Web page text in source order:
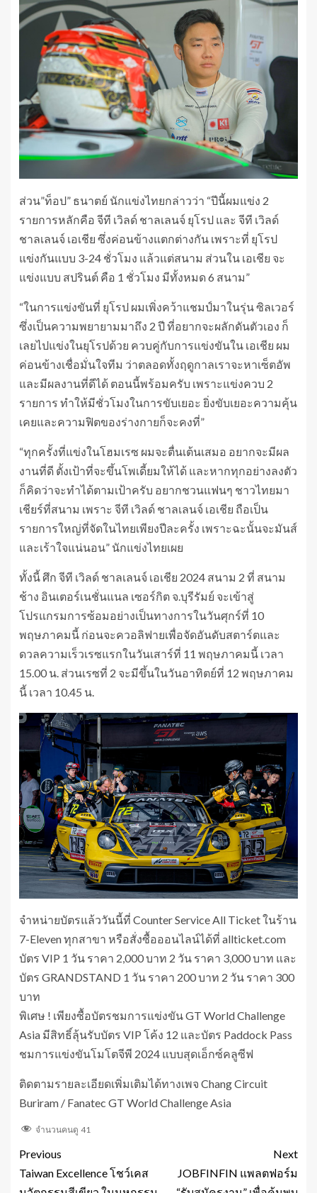
ส่วน”ท็อป” ธนาตย์ นักแข่งไทยกล่าวว่า “ปีนี้ผมแข่ง 2
รายการหลักคือ จีที เวิลด์ ชาลเลนจ์ ยุโรป และ จีที เวิลด์
ชาลเลนจ์ เอเชีย ซึ่งค่อนข้างแตกต่างกัน เพราะที่ ยุโรป
แข่งกันแบบ 3-24 ชั่วโมง แล้วแต่สนาม ส่วนใน เอเชีย จะ
แข่งแบบ สปรินต์ คือ 1 ชั่วโมง มีทั้งหมด 6 สนาม”
“ในการแข่งขันที่ ยุโรป ผมเพิ่งคว้าแชมป์มาในรุ่น ซิลเวอร์
ซึ่งเป็นความพยายามมาถึง 2 ปี ที่อยากจะผลักดันตัวเอง ก็
เลยไปแข่งในยุโรปด้วย ควบคู่กับการแข่งขันใน เอเชีย ผม
ค่อนข้างเชื่อมั่นใจทีม ว่าตลอดทั้งฤดูกาลเราจะหาเซ็ตอัพ
และมีผลงานที่ดีได้ ตอนนี้พร้อมครับ เพราะแข่งควบ 2
รายการ ทำให้มีชั่วโมงในการขับเยอะ ยิ่งขับเยอะความคุ้น
เคยและความฟิตของร่างกายก็จะคงที่”
“ทุกครั้งที่แข่งในโฮมเรซ ผมจะตื่นเต้นเสมอ อยากจะมีผล
งานที่ดี ตั้งเป้าที่จะขึ้นโพเดี้ยมให้ได้ และหากทุกอย่างลงตัว
ก็คิดว่าจะทำได้ตามเป้าครับ อยากชวนแฟนๆ ชาวไทยมา
เชียร์ที่สนาม เพราะ จีที เวิลด์ ชาลเลนจ์ เอเชีย ถือเป็น
รายการใหญ่ที่จัดในไทยเพียงปีละครั้ง เพราะฉะนั้นจะมันส์
และเร้าใจแน่นอน” นักแข่งไทยเผย
ทั้งนี้ ศึก จีที เวิลด์ ชาลเลนจ์ เอเชีย 2024 สนาม 2 ที่ สนาม
ช้าง อินเตอร์เนชั่นแนล เซอร์กิต จ.บุรีรัมย์ จะเข้าสู่
โปรแกรมการซ้อมอย่างเป็นทางการในวันศุกร์ที่ 10
พฤษภาคมนี้ ก่อนจะควอลิฟายเพื่อจัดอันดับสตาร์ตและ
ดวลความเร็วเรซแรกในวันเสาร์ที่ 11 พฤษภาคมนี้ เวลา
15.00 น. ส่วนเรซที่ 2 จะมีขึ้นในวันอาทิตย์ที่ 12 พฤษภาคม
นี้ เวลา 10.45 น.
จำหน่ายบัตรแล้ววันนี้ที่ Counter Service All Ticket ในร้าน
7-Eleven ทุกสาขา หรือสั่งซื้อออนไลน์ได้ที่ allticket.com
บัตร VIP 1 วัน ราคา 2,000 บาท 2 วัน ราคา 3,000 บาท และ
บัตร GRANDSTAND 1 วัน ราคา 200 บาท 2 วัน ราคา 300
บาท
พิเศษ ! เพียงซื้อบัตรชมการแข่งขัน GT World Challenge
Asia มีสิทธิ์ลุ้นรับบัตร VIP โค้ง 12 และบัตร Paddock Pass
ชมการแข่งขันโมโตจีพี 2024 แบบสุดเอ็กซ์คลูซีฟ
ติดตามรายละเอียดเพิ่มเติมได้ทางเพจ Chang Circuit
Buriram / Fanatec GT World Challenge Asia
จำนวนคนดู 41
Previous
Taiwan Excellence โชว์เคส
Next
JOBFINFIN แพลตฟอร์ม